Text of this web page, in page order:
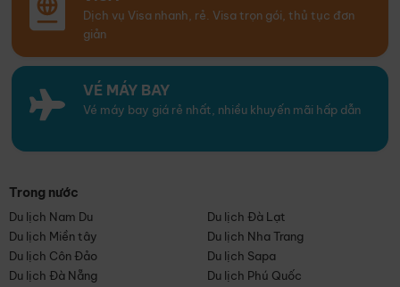
Dịch vụ Visa nhanh, rẻ. Visa trọn gói, thủ tục đơn
giản
VÉ MÁY BAY
Vé máy bay giá rẻ nhất, nhiều khuyến mãi hấp dẫn
Trong nước
Du lịch Nam Du
Du lịch Đà Lạt
Du lịch Miền tây
Du lịch Nha Trang
Du lịch Côn Đảo
Du lịch Sapa
Du lịch Đà Nẵng
Du lịch Phú Quốc